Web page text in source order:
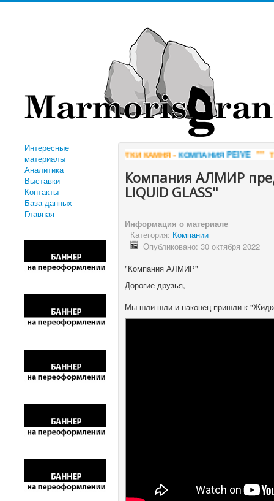
Интересные
материалы
Аналитика
Выставки
Контакты
База данных
Главная
КАМНЯ - КОМПАНИЯ PEIVE*** ТК ГОРИЗОНТ -
Компания АЛМИР
LIQUID GLASS"
Информация о материале
Категория: Компании
Опубликовано: 30 октября 2022
"Компания АЛМИР"
Дорогие друзья,
Мы шли-шли и наконец пришли к